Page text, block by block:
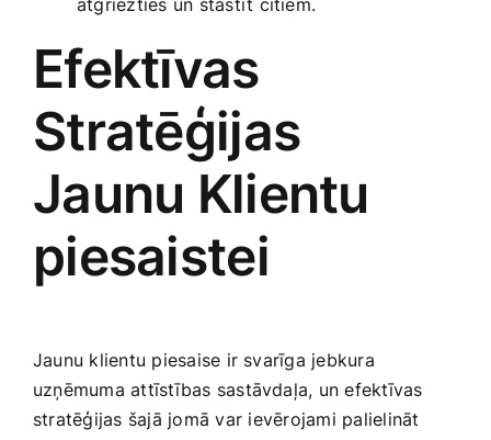
atgriezties un stāstīt‍ citiem.
Efektīvas
Stratēģijas
Jaunu Klientu
piesaistei
Jaunu klientu piesaise ir svarīga jebkura
uzņēmuma attīstības sastāvdaļa, un efektīvas
stratēģijas šajā jomā var⁤ ievērojami palielināt